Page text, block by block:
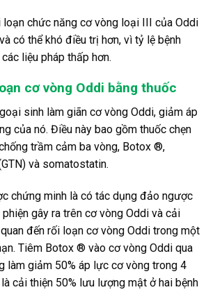
loạn chức năng cơ vòng loại III của Oddi
có thể khó điều trị hơn, vì tỷ lệ bệnh
liệu pháp thấp hơn.
cơ vòng Oddi bằng thuốc
sinh làm giãn cơ vòng Oddi, giảm áp
của nó. Điều này bao gồm thuốc chẹn
trầm cảm ba vòng, Botox ®,
và somatostatin.
chứng minh là có tác dụng đảo ngược
gây ra trên cơ vòng Oddi và cải
đến rối loạn cơ vòng Oddi trong một
Tiêm Botox ® vào cơ vòng Oddi qua
làm giảm 50% áp lực cơ vòng trong 4
cải thiện 50% lưu lượng mật ở hai bệnh